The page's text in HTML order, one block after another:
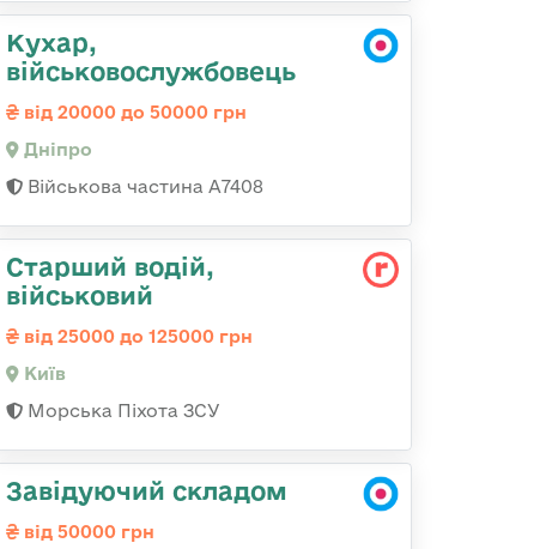
Кухар,
військовослужбовець
від 20000 до 50000 грн
Дніпро
Військова частина А7408
Стаpший водій,
військовий
від 25000 до 125000 грн
Київ
Морська Піхота ЗСУ
Завідуючий складом
від 50000 грн